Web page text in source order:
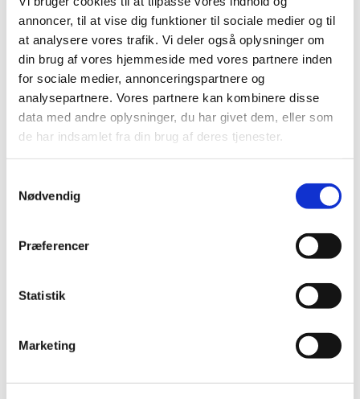
annoncer, til at vise dig funktioner til sociale medier og til
at analysere vores trafik. Vi deler også oplysninger om
din brug af vores hjemmeside med vores partnere inden
for sociale medier, annonceringspartnere og
analysepartnere. Vores partnere kan kombinere disse
data med andre oplysninger, du har givet dem, eller som
de har indsamlet fra din brug af deres tjenester.
Nødvendig
Præferencer
Statistik
Marketing
SIKKERHEDSFORANSTALTNINGER
Oplysningerne opbevares i det tidsrum, der er
tilladt i henhold til lovgivningen, og vi sletter dem,
når de ikke længere er nødvendige. Perioden
afhænger af karakteren af oplysningen og
baggrunden for opbevaring. Det er derfor ikke
muligt at angive en generel tidsramme for, hvornår
dataansvarlige via en personlig adgangskode.
Cookies er små tekstfiler, der indeholder bogstaver
enhed. Cookies sættes, når du besøger et websted,
der bruger cookies, og de kan bruges til at holde
dig til at fortsætte, hvor du slap, eller de kan huske